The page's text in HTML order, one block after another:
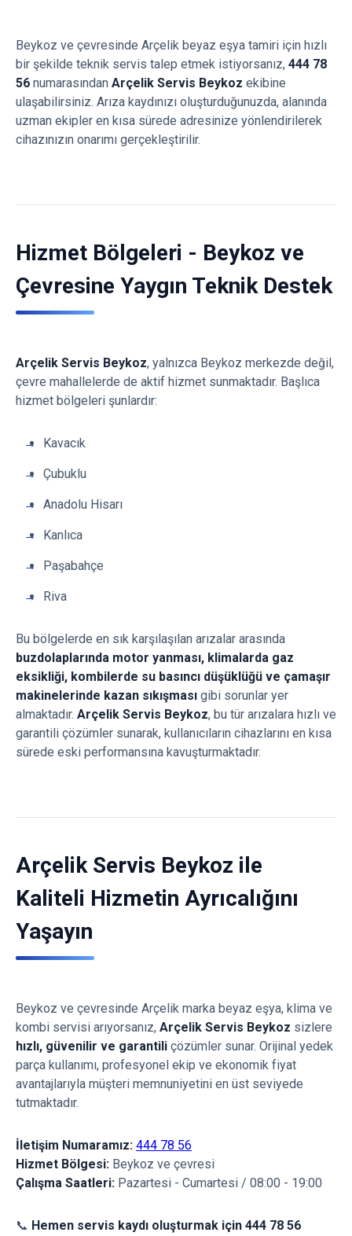
Beykoz ve çevresinde Arçelik beyaz eşya tamiri için hızlı
bir şekilde teknik servis talep etmek istiyorsanız, 444 78
56 numarasından Arçelik Servis Beykoz ekibine
ulaşabilirsiniz. Arıza kaydınızı oluşturduğunuzda, alanında
uzman ekipler en kısa sürede adresinize yönlendirilerek
cihazınızın onarımı gerçekleştirilir.
Hizmet Bölgeleri - Beykoz ve
Çevresine Yaygın Teknik Destek
Arçelik Servis Beykoz, yalnızca Beykoz merkezde değil,
çevre mahallelerde de aktif hizmet sunmaktadır. Başlıca
hizmet bölgeleri şunlardır:
Kavacık
Çubuklu
Anadolu Hisarı
Kanlıca
Paşabahçe
Riva
Bu bölgelerde en sık karşılaşılan arızalar arasında
buzdolaplarında motor yanması, klimalarda gaz
eksikliği, kombilerde su basıncı düşüklüğü ve çamaşır
makinelerinde kazan sıkışması gibi sorunlar yer
almaktadır. Arçelik Servis Beykoz, bu tür arızalara hızlı ve
garantili çözümler sunarak, kullanıcıların cihazlarını en kısa
sürede eski performansına kavuşturmaktadır.
Arçelik Servis Beykoz ile
Kaliteli Hizmetin Ayrıcalığını
Yaşayın
Beykoz ve çevresinde Arçelik marka beyaz eşya, klima ve
kombi servisi arıyorsanız, Arçelik Servis Beykoz sizlere
hızlı, güvenilir ve garantili çözümler sunar. Orijinal yedek
parça kullanımı, profesyonel ekip ve ekonomik fiyat
avantajlarıyla müşteri memnuniyetini en üst seviyede
tutmaktadır.
İletişim Numaramız: 444 78 56
Hizmet Bölgesi: Beykoz ve çevresi
Çalışma Saatleri: Pazartesi - Cumartesi / 08:00 - 19:00
📞 Hemen servis kaydı oluşturmak için 444 78 56